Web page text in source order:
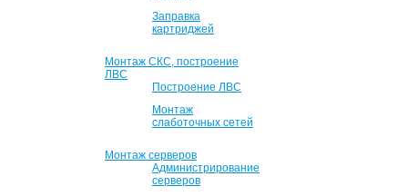
Заправка
картриджей
Монтаж СКС, построение
ЛВС
Построение ЛВС
Монтаж
слаботочных сетей
Монтаж серверов
Администрирование
серверов